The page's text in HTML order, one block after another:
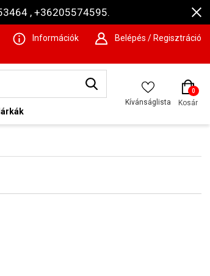
, +36205574595.
Információk Belépés / Regisztráció
Kívánságlista
0
Kosár